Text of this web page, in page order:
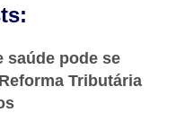
saúde pode se
Tributária